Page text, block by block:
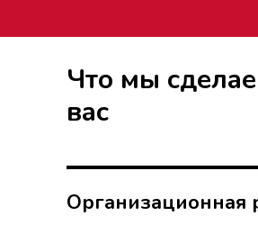
Что мы
вас
Организационная